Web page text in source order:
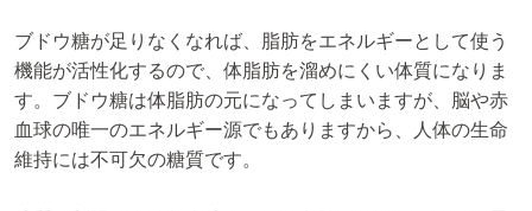
ブドウ糖が足りなくなれば、脂肪をエネルギーとして使う
機能が活性化するので、体脂肪を溜めにくい体質になりま
す。ブドウ糖は体脂肪の元になってしまいますが、脳や赤
血球の唯一のエネルギー源でもありますから、人体の生命
維持には不可欠の糖質です。